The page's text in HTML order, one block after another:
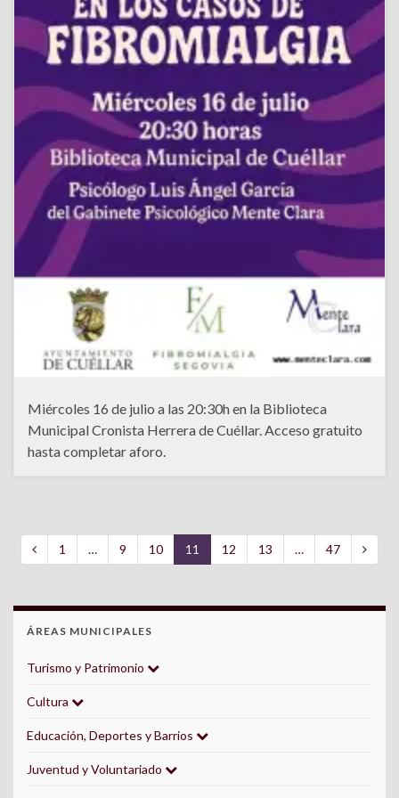
Miércoles 16 de julio a las 20:30h en la Biblioteca
Municipal Cronista Herrera de Cuéllar. Acceso gratuito
hasta completar aforo.
1 … 9 10 11 12 13 … 47
ÁREAS MUNICIPALES
Turismo y Patrimonio
Cultura
Educación, Deportes y Barrios
Juventud y Voluntariado